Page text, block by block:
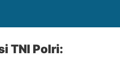
TNI Polri: